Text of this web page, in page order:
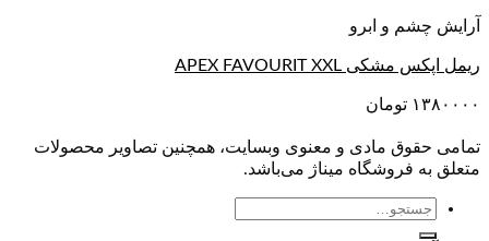
آرایش چشم و ابرو
ریمل اپکس مشکی APEX FAVOURIT XXL
۱۳۸۰۰۰۰ تومان
تمامی حقوق مادی و معنوی وبسایت، همچنین تصاویر محصولات
متعلق به فروشگاه میناژ می‌باشد.
جستجو
برای: